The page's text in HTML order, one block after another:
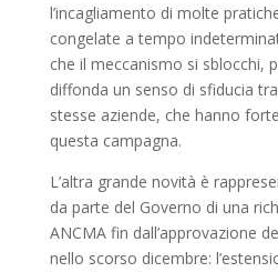
l’incagliamento di molte
congelate a tempo
che il meccanismo si sblocchi,
diffonda un senso di sfiducia
stesse aziende, che hanno
questa campagna.
L’altra grande novità è
da parte del Governo di una
ANCMA fin dall’approvazione
nello scorso dicembre: